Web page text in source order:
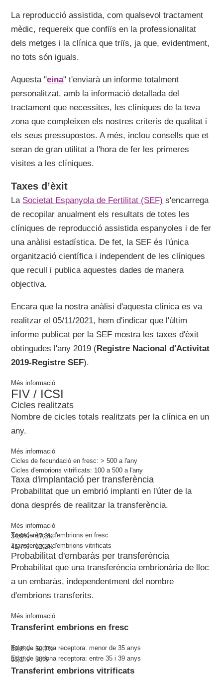
La reproducció assistida, com qualsevol tractament
mèdic, requereix que confiïs en la professionalitat
dels metges i la clínica que triïs, ja que, evidentment,
no tots són iguals.
Aquesta "eina" t'enviarà un informe totalment
personalitzat, amb la informació detallada del
tractament que necessites, les clíniques de la teva
zona que compleixen els nostres criteris de qualitat i
els seus pressupostos. A més, inclou consells que et
seran de gran utilitat a l'hora de fer les primeres
visites a les clíniques.
Taxes d’èxit
La Societat Espanyola de Fertilitat (SEF) s'encarrega
de recopilar anualment els resultats de totes les
clíniques de reproducció assistida espanyoles i de fer
una anàlisi estadística. De fet, la SEF és l'única
organització científica i independent de les clíniques
que recull i publica aquestes dades de manera
objectiva.
Encara que la nostra anàlisi d'aquesta clínica es va
realitzar el 05/11/2021, hem d'indicar que l'últim
informe publicat per la SEF mostra les taxes d'èxit
obtingudes l'any 2019 (Registre Nacional d'Activitat
2019-Registre SEF).
Més informació
FIV / ICSI
Cicles realitzats
Nombre de cicles totals realitzats per la clínica en un
any.
Més informació
Cicles de fecundació en fresc:> 500 a l'any
Cicles d'embrions vitrificats: 100 a 500 a l'any
Taxa d'implantació per transferència
Probabilitat que un embrió implanti en l'úter de la
dona després de realitzar la transferència.
Més informació
Transferència d'embrions en fresc
34,9% - 47,3%
Transferència d'embrions vitrificats
41,7% - 52,2%
Probabilitat d'embaràs per transferència
Probabilitat que una transferència embrionària de lloc
a un embaràs, independentment del nombre
d'embrions transferits.
Més informació
Transferint embrions en fresc
Edat de la dona receptora: menor de 35 anys
39,2% - 59,7%
Edat de la dona receptora: entre 35 i 39 anys
35,1% - 53%
Transferint embrions vitrificats